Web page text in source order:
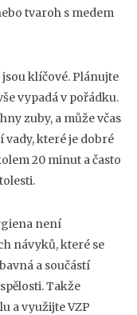
tvaroh s medem
klíčové. Plánujte
vypadá v pořádku.
zuby, a může včas
vady, které je dobré
20 minut a často
není
návyků, které se
a součástí
Takže
a využijte VZP